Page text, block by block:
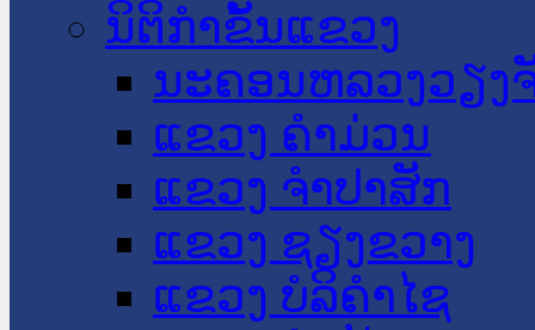
ນິຕິກໍາຂັ້ນແຂວງ
ນະ​ຄອນ​ຫລວງວຽງ
ແຂວງ ຄໍາມ່ວນ
ແຂວງ ຈໍາປາສັກ
ແຂວງ ຊຽງຂວາງ
ແຂວງ ບໍລິຄໍາໄຊ